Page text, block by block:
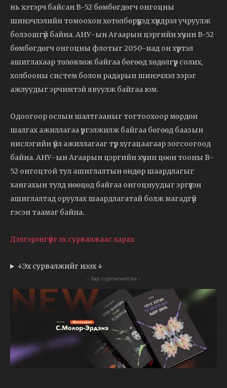
нь хэтэрч байсан B-52 бөмбөгдөгч онгоцны
шинэчлэлийн томоохон хөтөлбөрүүдэд хүндрэл учруулж
болзошгүй байна. АНУ-ын Агаарын цэргийн хүчин B-52
бөмбөгдөгч онгоцны флотыг 2050-иад он хүртэл
ашиглахаар төлөвлөж байгаа бөгөөд хөдөлгүүр солих,
холбооны систем болон радарын шинэчлэл зэрэг
ажлуудыг эрчимтэй явуулж байгаа юм.
Одоогоор ослын шалтгааныг тогтоохоор мөрдөн
шалгах ажиллагаа үргэлжилж байгаа бөгөөд баазын
нислэгийн үйл ажиллагааг түр хугацаагаар зогсоогоод
байна. АНУ-ын Агаарын цэргийн хүчин цөөн тооны B-
52 онгоцтой тул ашиглалтын өндөр шаардлагыг
хангахын тулд нөөцөд байгаа онгоцнуудыг эргүүлэн
ашиглалтад оруулах шаардлагатай болж магадгүй
гэсэн таамаг байна.
Дэлгэрэнгүйг эх сурвалжаас харах
↓Эх сурвалжийг нээх ↓
- Зар сурталчилгаа -